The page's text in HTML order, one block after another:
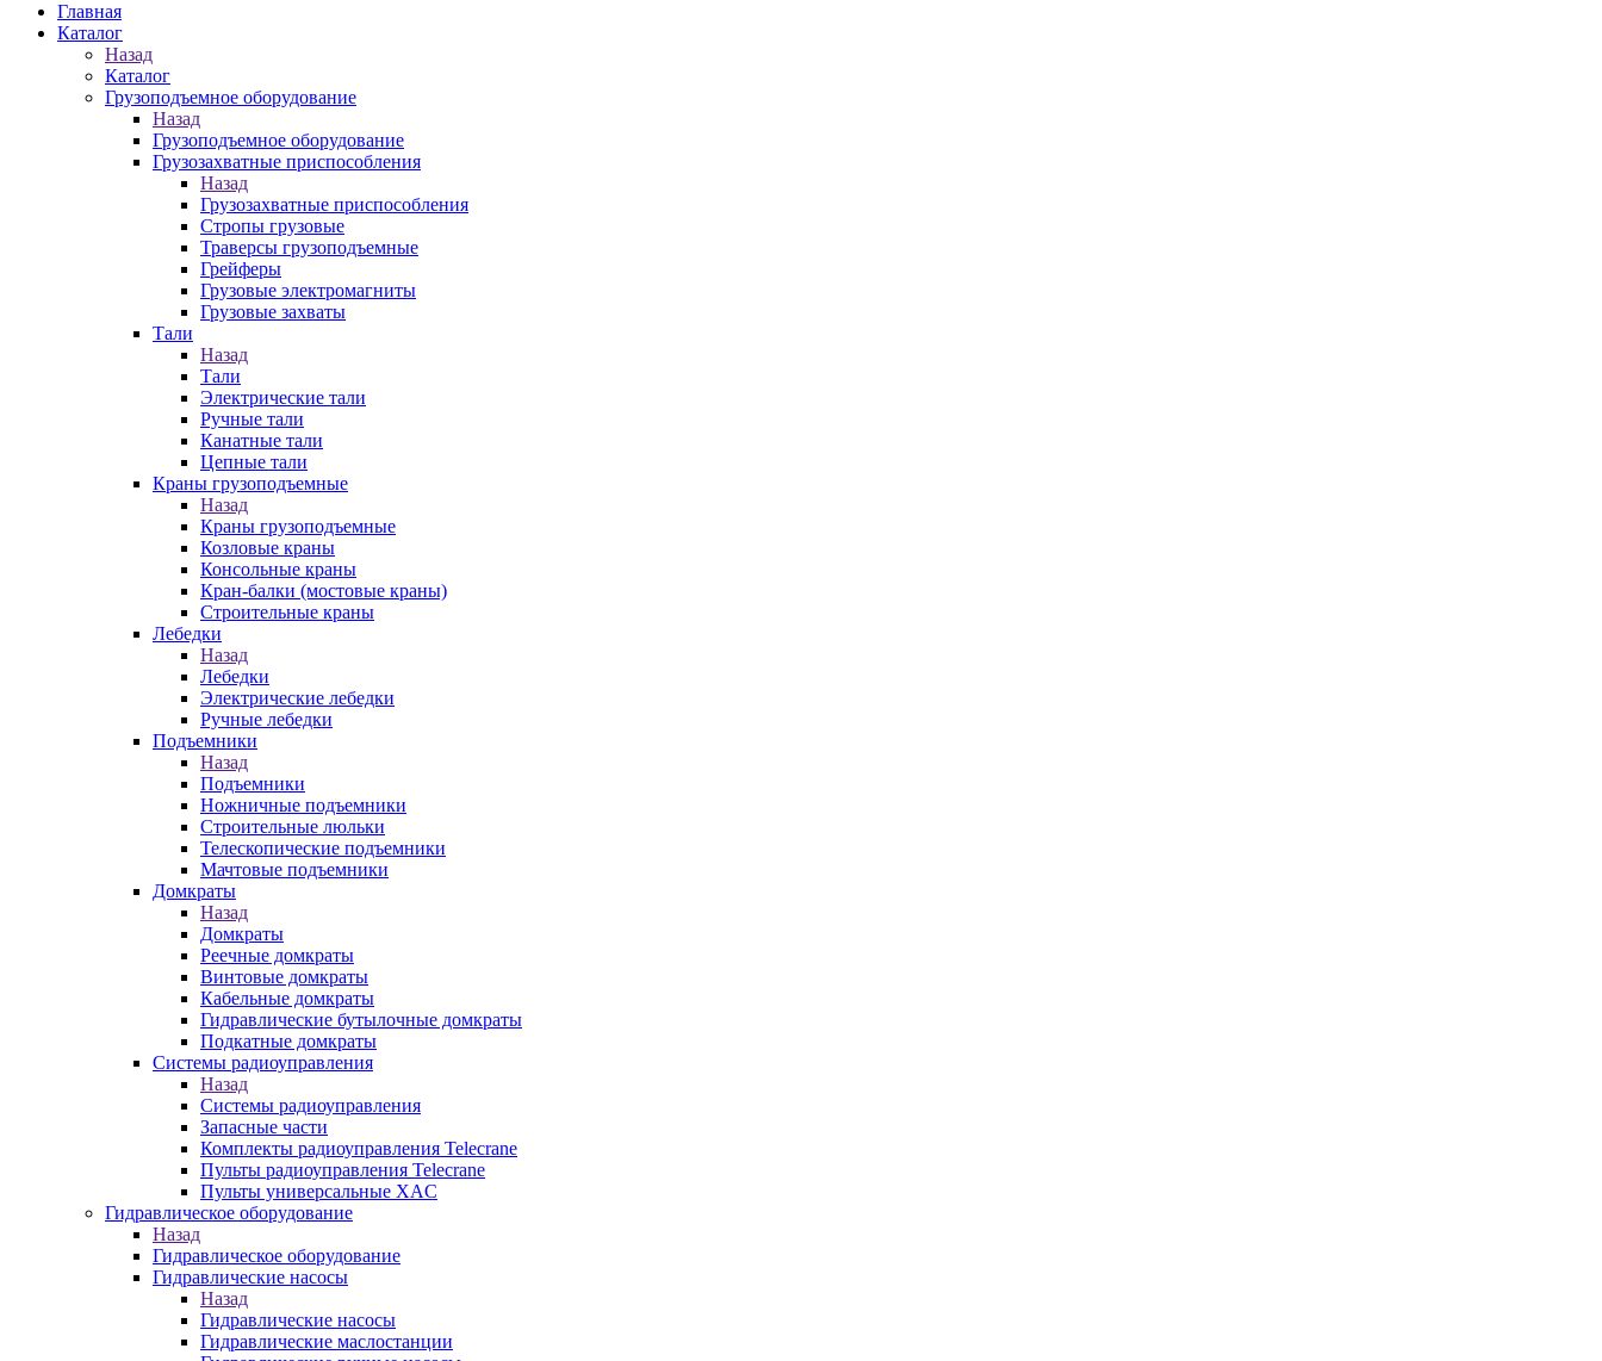
Главная
Каталог
Назад
Каталог
Грузоподъемное оборудование
Назад
Грузоподъемное оборудование
Грузозахватные приспособления
Назад
Грузозахватные приспособления
Стропы грузовые
Траверсы грузоподъемные
Грейферы
Грузовые электромагниты
Грузовые захваты
Тали
Назад
Тали
Электрические тали
Ручные тали
Канатные тали
Цепные тали
Краны грузоподъемные
Назад
Краны грузоподъемные
Козловые краны
Консольные краны
Кран-балки (мостовые краны)
Строительные краны
Лебедки
Назад
Лебедки
Электрические лебедки
Ручные лебедки
Подъемники
Назад
Подъемники
Ножничные подъемники
Строительные люльки
Телескопические подъемники
Мачтовые подъемники
Домкраты
Назад
Домкраты
Реечные домкраты
Винтовые домкраты
Кабельные домкраты
Гидравлические бутылочные домкраты
Подкатные домкраты
Системы радиоуправления
Назад
Системы радиоуправления
Запасные части
Комплекты радиоуправления Telecrane
Пульты радиоуправления Telecrane
Пульты универсальные XAC
Гидравлическое оборудование
Назад
Гидравлическое оборудование
Гидравлические насосы
Назад
Гидравлические насосы
Гидравлические маслостанции